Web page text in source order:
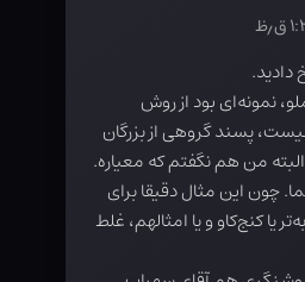
دادید.
نمونه‌ای بود از روش
پسند گروهی از بزرگان
من هم نگفتم که معیاره.
چون این مثال دقیقا برای
یا کنج‌کاو و یا امثالهم، غلط